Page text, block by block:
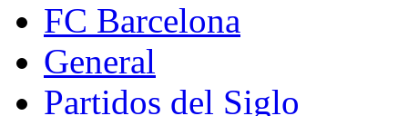
FC Barcelona
General
Partidos del Siglo